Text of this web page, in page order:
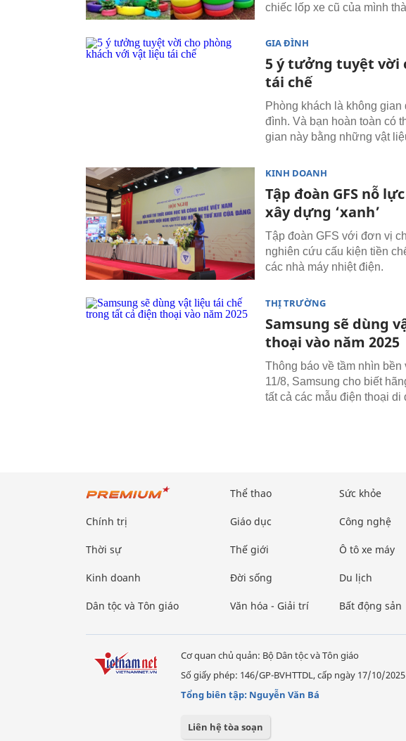
chiếc lốp xe cũ của mình
GIA ĐÌNH
5 ý tưởng tuyệt vời
tái chế
Phòng khách là không
đình. Và bạn hoàn toàn có
gian này bằng những vật
KINH DOANH
Tập đoàn GFS nỗ
xây dựng ‘xanh’
Tập đoàn GFS với đơn vị
nghiên cứu cấu kiện tiền
các nhà máy nhiệt điện.
THỊ TRƯỜNG
Samsung sẽ dùng
thoại vào năm 2025
Thông báo về tầm nhìn
11/8, Samsung cho biết
tất cả các mẫu điện thoại
Chính trị
Thời sự
Kinh doanh
Dân tộc và Tôn giáo
Thể thao
Giáo dục
Thế giới
Đời sống
Văn hóa - Giải trí
Sức khỏe
Công nghệ
Ô tô xe máy
Du lịch
Bất động sản
Cơ quan chủ quản: Bộ Dân tộc và Tôn giáo
Số giấy phép: 146/GP-BVHTTDL, cấp ngày 17/10/2025
Tổng biên tập: Nguyễn Văn Bá
Liên hệ tòa soạn